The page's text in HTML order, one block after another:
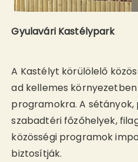
Gyulavári Kastélypark
A Kastélyt körülölelő
ad kellemes
programokra. A sétányok,
szabadtéri főzőhelyek,
közösségi programok
biztosítják.